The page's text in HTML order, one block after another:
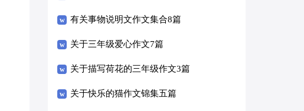
有关事物说明文作文集合8篇
关于三年级爱心作文7篇
关于描写荷花的三年级作文3篇
关于快乐的猫作文锦集五篇